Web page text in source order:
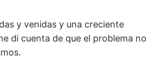
y venidas y una creciente
di cuenta de que el problema no